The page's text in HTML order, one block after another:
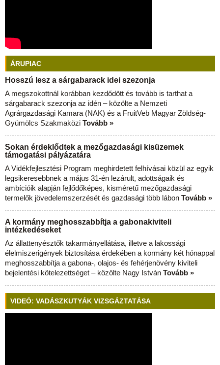
ÁRUPIAC
Hosszú lesz a sárgabarack idei szezonja
A megszokottnál korábban kezdődött és tovább is tarthat a
sárgabarack szezonja az idén – közölte a Nemzeti
Agrárgazdasági Kamara (NAK) és a FruitVeb Magyar Zöldség-
Gyümölcs Szakmaközi Tovább »
Sokan érdeklődtek a mezőgazdasági kisüzemek
támogatási pályázatára
A Vidékfejlesztési Program meghirdetett felhívásai közül az egyik
legsikeresebbnek a május 31-én lezárult, adottságaik és
ambícióik alapján fejlődőképes, kisméretű mezőgazdasági
termelők jövedelemszerzését és gazdasági több lábon Tovább »
A kormány meghosszabbítja a gabonakiviteli
intézkedéseket
Az állattenyésztők takarmányellátása, illetve a lakossági
élelmiszerigények biztosítása érdekében a kormány két hónappal
meghosszabbítja a gabona-, olajos- és fehérjenövény kiviteli
bejelentési kötelezettséget – közölte Nagy István Tovább »
VIDEÓ: VADÁSZKUTYÁK VIZSGÁZTATÁSA